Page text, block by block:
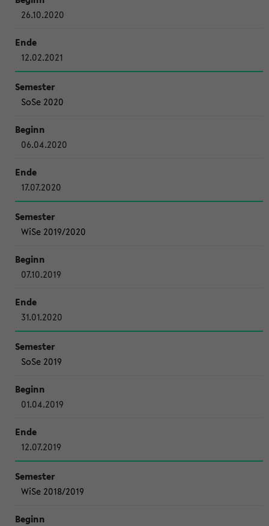
26.10.2020
12.02.2021
SoSe 2020
06.04.2020
17.07.2020
WiSe 2019/2020
07.10.2019
31.01.2020
SoSe 2019
01.04.2019
12.07.2019
WiSe 2018/2019